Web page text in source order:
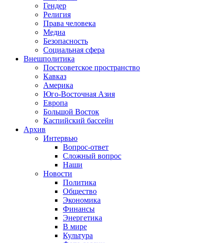
Гендер
Религия
Права человека
Медиа
Безопасность
Социальная сфера
Внешполитика
Постсоветское пространство
Кавказ
Америка
Юго-Восточная Азия
Европа
Большой Восток
Каспийский бассейн
Архив
Интервью
Вопрос-ответ
Сложный вопрос
Наши
Новости
Политика
Общество
Экономика
Финансы
Энергетика
В мире
Культура